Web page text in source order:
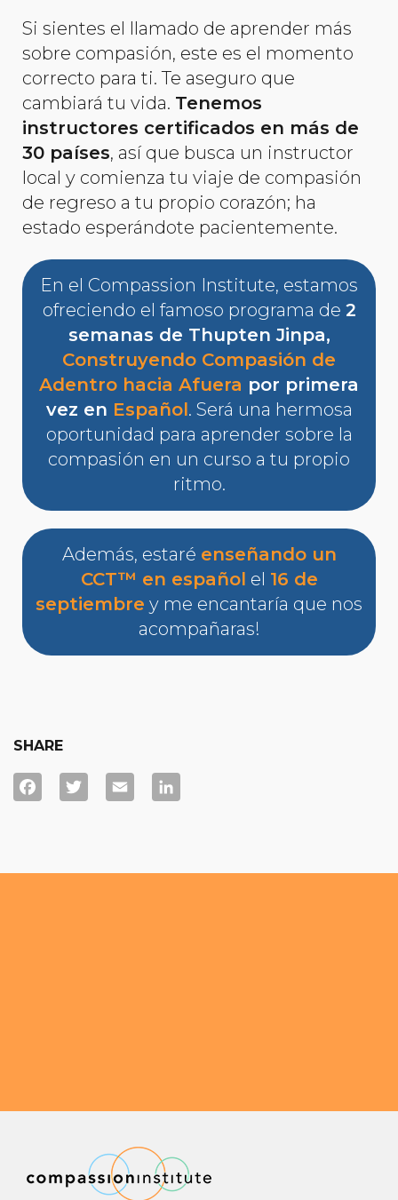
Si sientes el llamado de aprender más
sobre compasión, este es el momento
correcto para ti. Te aseguro que
cambiará tu vida. Tenemos
instructores certificados en más de
30 países, así que busca un instructor
local y comienza tu viaje de compasión
de regreso a tu propio corazón; ha
estado esperándote pacientemente.
En el Compassion Institute, estamos
ofreciendo el famoso programa de 2
semanas de Thupten Jinpa,
Construyendo Compasión de
Adentro hacia Afuera por primera
vez en Español. Será una hermosa
oportunidad para aprender sobre la
compasión en un curso a tu propio
ritmo.
Además, estaré enseñando un
CCT™ en español el 16 de
septiembre y me encantaría que nos
acompañaras!
SHARE
FacebookTwitterEmail LinkedIn